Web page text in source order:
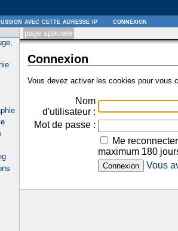
page spéciale
Connexion
Vous devez activer les cookies pour vous
Nom
d'utilisateur :
Mot de passe :
Me
maximum 180
Vous
avec cette adresse ip connexion